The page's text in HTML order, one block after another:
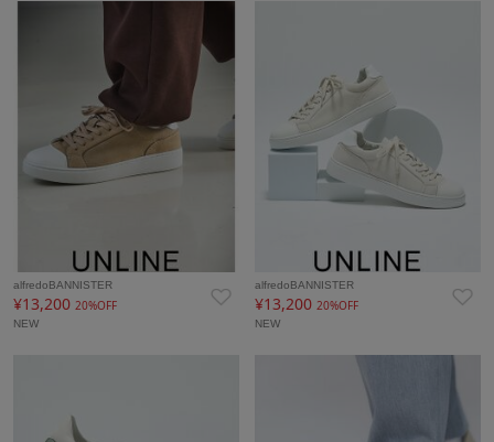
alfredoBANNISTER
¥13,200 20%OFF
NEW
alfredoBANNISTER
¥13,200 20%OFF
NEW